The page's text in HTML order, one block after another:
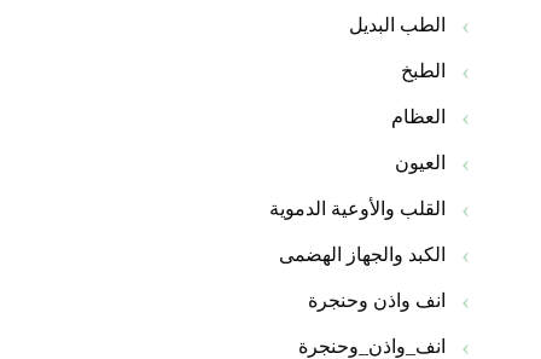
الطب البديل
الطبخ
العظام
العيون
القلب والأوعية الدموية
الكبد والجهاز الهضمى
انف واذن وحنجرة
انف_واذن_وحنجرة